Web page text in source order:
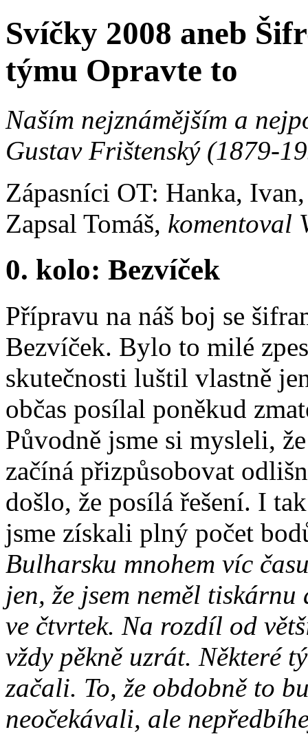
Svíčky 2008 aneb
týmu Opravte to
Naším nejznámějším a
Gustav Frištenský (1879-
Zápasníci OT: Hanka,
Zapsal Tomáš, komentoval
0. kolo: Bezvíček
Přípravu na náš boj se
Bezvíček. Bylo to milé
skutečnosti luštil vlastně
občas posílal poněkud
Původně jsme si mysleli,
začíná přizpůsobovat
došlo, že posílá řešení. I
jsme získali plný počet
Bulharsku mnohem víc
jen, že jsem neměl
ve čtvrtek. Na rozdíl od
vždy pěkně uzrát. Některé
začali. To, že obdobně to
neočekávali, ale